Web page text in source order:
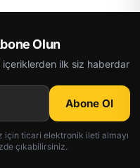
Olun
ilk siz haberdar
Abone Ol
için ticari elektronik ileti almayı
çıkabilirsiniz.